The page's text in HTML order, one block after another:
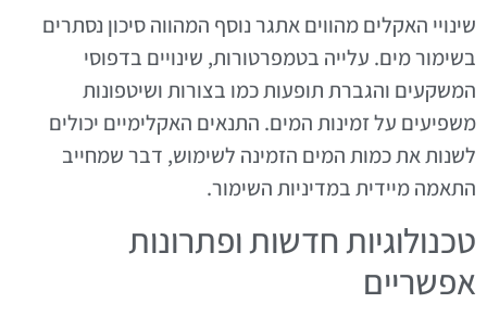
שינויי האקלים מהווים אתגר נוסף המהווה סיכון נסתרים
בשימור מים. עלייה בטמפרטורות, שינויים בדפוסי
המשקעים והגברת תופעות כמו בצורות ושיטפונות
משפיעים על זמינות המים. התנאים האקלימיים יכולים
לשנות את כמות המים הזמינה לשימוש, דבר שמחייב
התאמה מיידית במדיניות השימור.
טכנולוגיות חדשות ופתרונות
אפשריים